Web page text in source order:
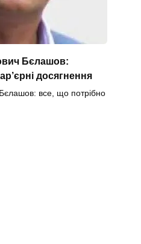
Бєлашов:
досягнення
все, що потрібно